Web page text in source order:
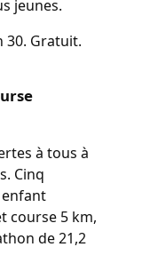
jeunes.
30. Gratuit.
à tous à
Cinq
course 5 km,
de 21,2